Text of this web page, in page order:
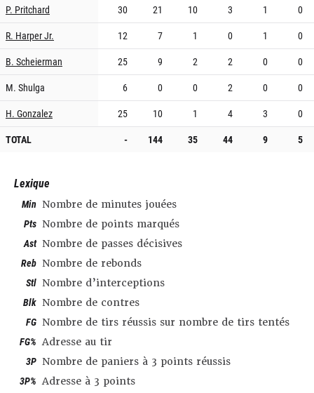
P. Pritchard
30 21 10 3 1
0
R. Harper Jr.
12 7 1 0 1
0
B. Scheierman
25 9 2 2 0
0
M. Shulga
6 0 0 2 0
0
H. Gonzalez
25 10 1 4 3
0
TOTAL
- 144 35 44 9 5
Lexique
Min Nombre de minutes jouées
Pts Nombre de points marqués
Ast Nombre de passes décisives
Reb Nombre de rebonds
Stl Nombre d’interceptions
Blk Nombre de contres
FG Nombre de tirs réussis sur nombre de tirs tentés
FG% Adresse au tir
3P Nombre de paniers à 3 points réussis
3P% Adresse à 3 points